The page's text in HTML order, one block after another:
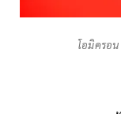
โอมิครอ